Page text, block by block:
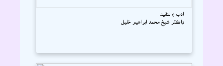
ادب ۽ تنقيد
ڊاڪٽر شيخ محمد ابراھيم خليل